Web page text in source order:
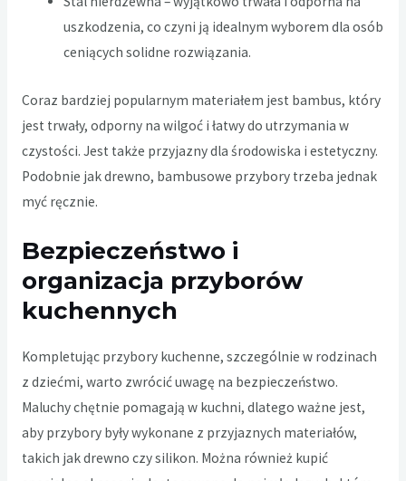
uszkodzenia, co czyni ją idealnym wyborem dla osób
ceniących solidne rozwiązania.
Coraz bardziej popularnym materiałem jest bambus, który
jest trwały, odporny na wilgoć i łatwy do utrzymania w
czystości. Jest także przyjazny dla środowiska i estetyczny.
Podobnie jak drewno, bambusowe przybory trzeba jednak
myć ręcznie.
Bezpieczeństwo i
organizacja przyborów
kuchennych
Kompletując przybory kuchenne, szczególnie w rodzinach
z dziećmi, warto zwrócić uwagę na bezpieczeństwo.
Maluchy chętnie pomagają w kuchni, dlatego ważne jest,
aby przybory były wykonane z przyjaznych materiałów,
takich jak drewno czy silikon. Można również kupić